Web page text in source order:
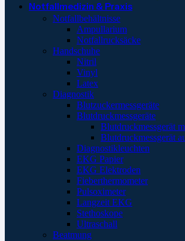
Notfallmedizin & Praxis
Notfallbehältnisse
Ampullarium
Notfallrucksäcke
Handschuhe
Nitril
Vinyl
Latex
Diagnostik
Blutzuckermessgeräte
Blutdruckmessgeräte
Blutdruckmessgerät
Blutdruckmessgerät
Diagnostikleuchten
EKG Papier
EKG Elektroden
Fieberthermometer
Pulsoximeter
Langzeit EKG
Stethoskope
Ultraschall
Beatmung